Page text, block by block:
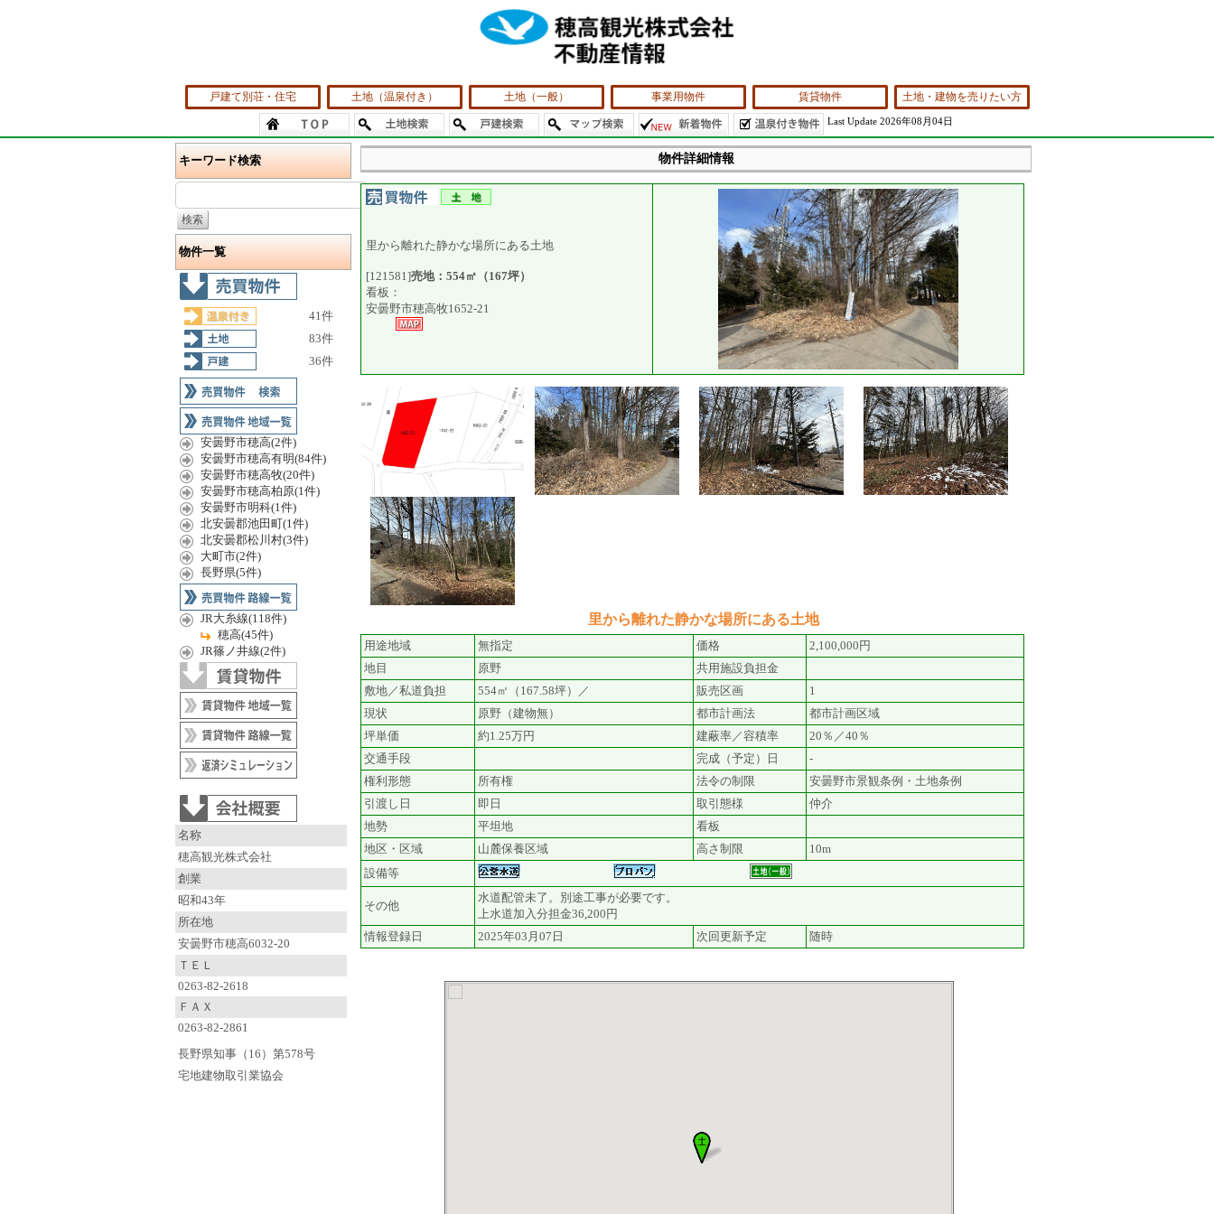
戸建て別荘・住宅 土地（温泉付き） 土地（一般） 事業用物件 賃貸物件 土地・建物を売りたい方
Last Update 2026年08月04日
キーワード検索
物件一覧
41件
83件
36件
安曇野市穂高(2件)
安曇野市穂高有明(84件)
安曇野市穂高牧(20件)
安曇野市穂高柏原(1件)
安曇野市明科(1件)
北安曇郡池田町(1件)
北安曇郡松川村(3件)
大町市(2件)
長野県(5件)
JR大糸線(118件)
穂高(45件)
JR篠ノ井線(2件)
名称
穂高観光株式会社
創業
昭和43年
所在地
安曇野市穂高6032-20
ＴＥＬ
0263-82-2618
ＦＡＸ
0263-82-2861
長野県知事（16）第578号
宅地建物取引業協会
物件詳細情報
里から離れた静かな場所にある土地
[121581]売地：554㎡（167坪）
看板：
安曇野市穂高牧1652-21
里から離れた静かな場所にある土地
用途地域 無指定 価格
2,100,000円
地目
原野
共用施設負担金
敷地／私道負担
554㎡（167.58坪）／ 販売区画
1
現状
原野（建物無） 都市計画法
都市計画区域
坪単価
約1.25万円 建蔽率／容積率
20％／40％
交通手段
完成（予定）日
-
権利形態
所有権 法令の制限
安曇野市景観条例・土地条例
引渡し日
即日 取引態様
仲介
地勢
平坦地
看板
地区・区域
山麓保養区域 高さ制限
10m
設備等
その他
水道配管未了。別途工事が必要です。
上水道加入分担金36,200円
情報登録日
2025年03月07日 次回更新予定 随時